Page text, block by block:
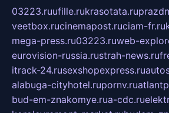
03223.ruufille.rukrasotata.ru
veetbox.rucinemapost.ruciam-fr.ru
mega-press.ru03223.ruweb-
eurovision-russia.rustrah-news.ru
itrack-24.rusexshopexpress.ru
alabuga-cityhotel.rupornv.ru
bud-em-znakomye.rua-cdc.ru